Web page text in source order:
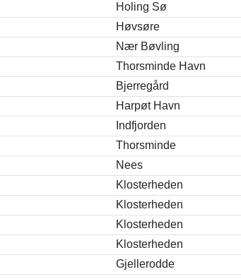
Holing Sø
Høvsøre
Nær Bøvling
Thorsminde Havn
Bjerregård
Harpøt Havn
Indfjorden
Thorsminde
Nees
Klosterheden
Klosterheden
Klosterheden
Klosterheden
Gjellerodde